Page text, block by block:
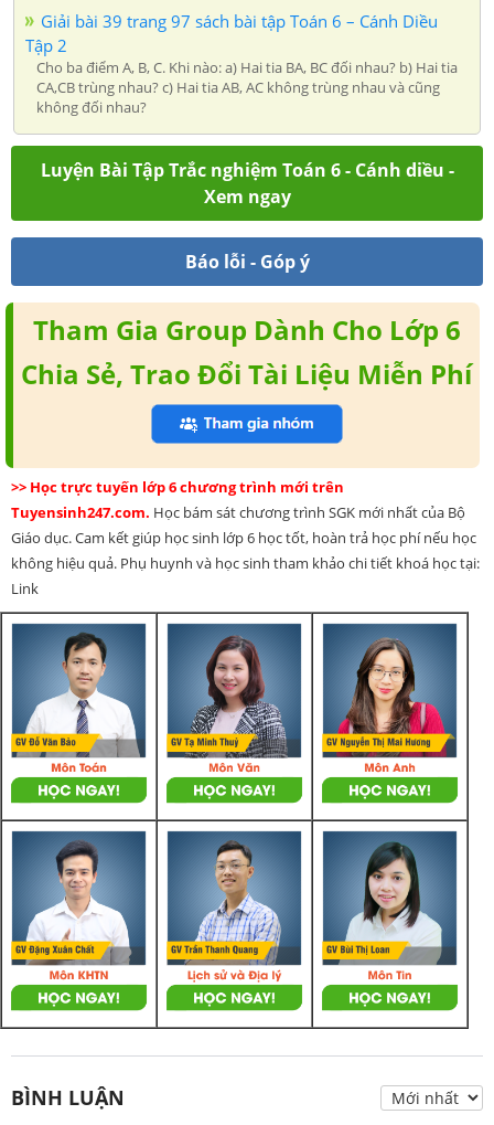
Giải bài 39 trang 97 sách bài tập Toán 6 – Cánh Diều
Tập 2
Cho ba điểm A, B, C. Khi nào: a) Hai tia BA, BC đối nhau? b) Hai tia
CA,CB trùng nhau? c) Hai tia AB, AC không trùng nhau và cũng
không đối nhau?
Luyện Bài Tập Trắc nghiệm Toán 6 - Cánh diều -
Xem ngay
Báo lỗi - Góp ý
Tham Gia Group Dành Cho Lớp 6
Chia Sẻ, Trao Đổi Tài Liệu Miễn Phí
>> Học trực tuyến lớp 6 chương trình mới trên
Tuyensinh247.com. Học bám sát chương trình SGK mới nhất của Bộ
Giáo dục. Cam kết giúp học sinh lớp 6 học tốt, hoàn trả học phí nếu học
không hiệu quả. Phụ huynh và học sinh tham khảo chi tiết khoá học tại:
Link
BÌNH LUẬN